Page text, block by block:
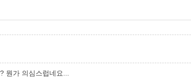
뭔가 의심스럽네요...